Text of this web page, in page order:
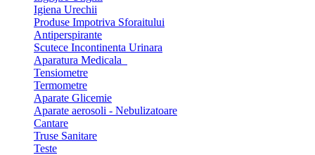
Igiena Urechii
Produse Impotriva Sforaitului
Antiperspirante
Scutece Incontinenta Urinara
Aparatura Medicala
Tensiometre
Termometre
Aparate Glicemie
Aparate aerosoli - Nebulizatoare
Cantare
Truse Sanitare
Teste